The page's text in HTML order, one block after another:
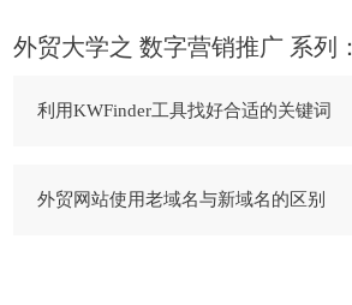
外贸大学之 数字营销推广 系列：
利用KWFinder工具找好合适的关键词
外贸网站使用老域名与新域名的区别